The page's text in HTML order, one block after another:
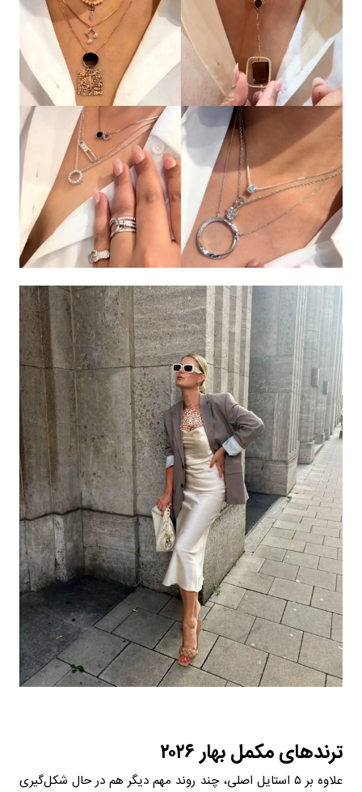
ترندهای مکمل بهار ۲۰۲۶
علاوه بر ۵ استایل اصلی، چند روند مهم دیگر هم در حال شکل‌گیری